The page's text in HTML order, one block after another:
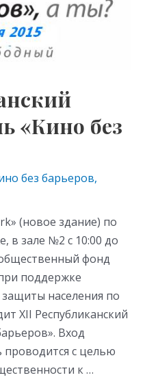
«Кино без
без барьеров,
(новое здание) по
в зале №2 c 10:00 до
фонд
поддержке
населения по
XII Республиканский
Вход
с целью
к …